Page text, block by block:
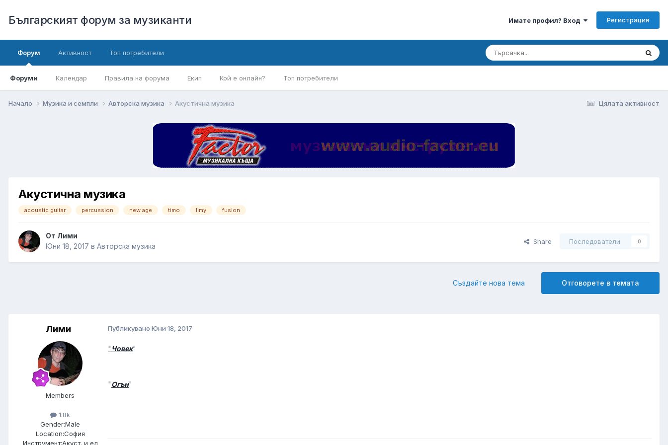
Българският форум за музиканти Имате профил? Вход Регистрация
Форум
Форуми Календар Правила на форума Екип Кой е онлайн? Топ потребители
Активност Топ потребители
Цялата активност
Начало Музика и семпли Авторска музика Акустична музика
Акустична музика
acoustic guitar percussion new age timo limy fusion
От Лими
Юни 18, 2017 в Авторска музика
Share Последователи 0
Отговорете в темата
Създайте нова тема
Лими
Members
1.8k
Gender:Male
Location:София
Инструмент:Акуст. и ел
Публикувано Юни 18, 2017
" Човек"
"Огън"